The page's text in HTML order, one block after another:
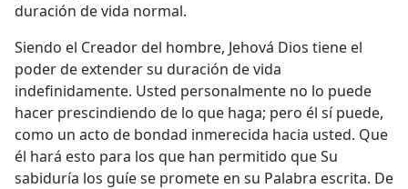
duración de vida normal.
Siendo el Creador del hombre, Jehová Dios tiene el
poder de extender su duración de vida
indefinidamente. Usted personalmente no lo puede
hacer prescindiendo de lo que haga; pero él sí puede,
como un acto de bondad inmerecida hacia usted. Que
él hará esto para los que han permitido que Su
sabiduría los guíe se promete en su Palabra escrita. De